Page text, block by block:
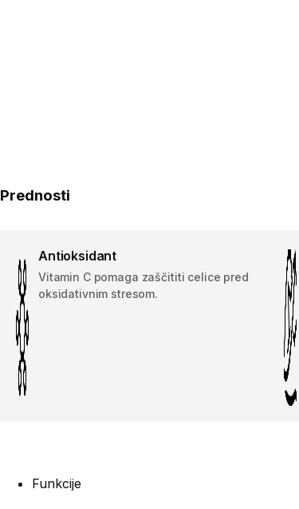
Prednosti
Antioksidant
Vitamin C pomaga zaščititi celice pred
oksidativnim stresom.
Funkcije